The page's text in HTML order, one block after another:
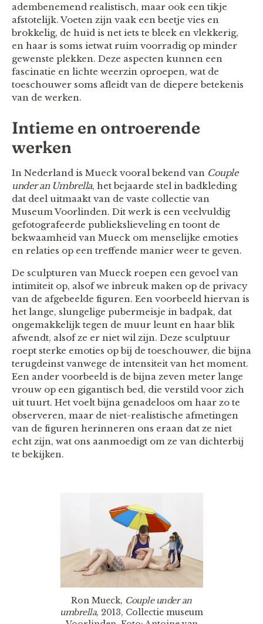
adembenemend realistisch, maar ook een tikje
afstotelijk. Voeten zijn vaak een beetje vies en
brokkelig, de huid is net iets te bleek en vlekkerig,
en haar is soms ietwat ruim voorradig op minder
gewenste plekken. Deze aspecten kunnen een
fascinatie en lichte weerzin oproepen, wat de
toeschouwer soms afleidt van de diepere betekenis
van de werken.
Intieme en ontroerende
werken
In Nederland is Mueck vooral bekend van Couple
under an Umbrella, het bejaarde stel in badkleding
dat deel uitmaakt van de vaste collectie van
Museum Voorlinden. Dit werk is een veelvuldig
gefotografeerde publiekslieveling en toont de
bekwaamheid van Mueck om menselijke emoties
en relaties op een treffende manier weer te geven.
De sculpturen van Mueck roepen een gevoel van
intimiteit op, alsof we inbreuk maken op de privacy
van de afgebeelde figuren. Een voorbeeld hiervan is
het lange, slungelige pubermeisje in badpak, dat
ongemakkelijk tegen de muur leunt en haar blik
afwendt, alsof ze er niet wil zijn. Deze sculptuur
roept sterke emoties op bij de toeschouwer, die bijna
terugdeinst vanwege de intensiteit van het moment.
Een ander voorbeeld is de bijna zeven meter lange
vrouw op een gigantisch bed, die verstild voor zich
uit tuurt. Het voelt bijna genadeloos om haar zo te
observeren, maar de niet-realistische afmetingen
van de figuren herinneren ons eraan dat ze niet
echt zijn, wat ons aanmoedigt om ze van dichterbij
te bekijken.
Ron Mueck, Couple under an
umbrella, 2013, Collectie museum